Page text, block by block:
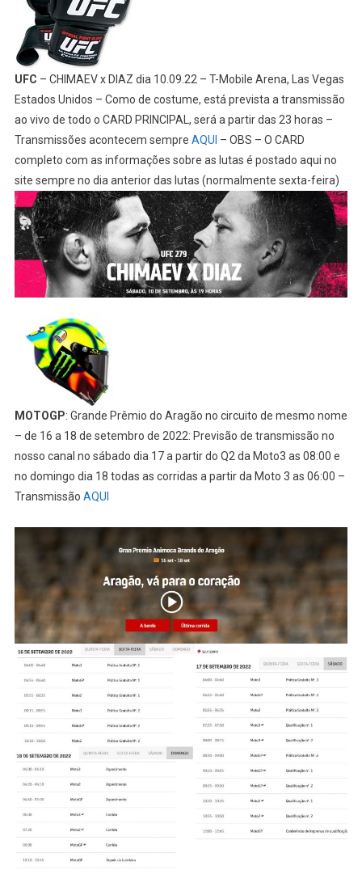
UFC – CHIMAEV x DIAZ dia 10.09.22 – T-Mobile Arena, Las Vegas
Estados Unidos – Como de costume, está prevista a transmissão
ao vivo de todo o CARD PRINCIPAL, será a partir das 23 horas –
Transmissões acontecem sempre AQUI – OBS – O CARD
completo com as informações sobre as lutas é postado aqui no
site sempre no dia anterior das lutas (normalmente sexta-feira)
MOTOGP: Grande Prêmio do Aragão no circuito de mesmo nome
– de 16 a 18 de setembro de 2022: Previsão de transmissão no
nosso canal no sábado dia 17 a partir do Q2 da Moto3 as 08:00 e
no domingo dia 18 todas as corridas a partir da Moto 3 as 06:00 –
Transmissão AQUI